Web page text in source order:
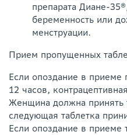
препарата Диане-
беременность или
менструации.
Прием пропущенных
Если опоздание в приеме
12 часов,
Женщина должна принять
следующая таблетка
Если опоздание в приеме